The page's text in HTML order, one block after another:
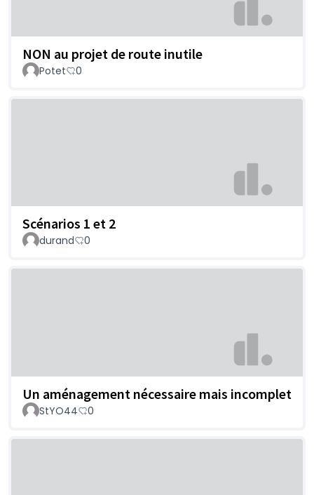
NON au projet de route inutile
Potet 0
Scénarios 1 et 2
durand 0
Un aménagement nécessaire mais incomplet
StYO44 0